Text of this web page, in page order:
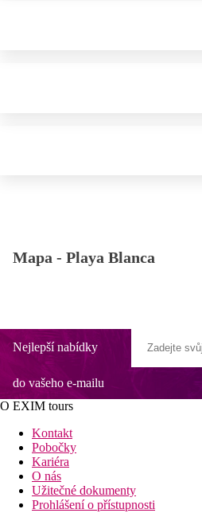
Mapa - Playa Blanca
Nejlepší nabídky
do vašeho e-mailu
O EXIM tours
Kontakt
Pobočky
Kariéra
O nás
Užitečné dokumenty
Prohlášení o přístupnosti